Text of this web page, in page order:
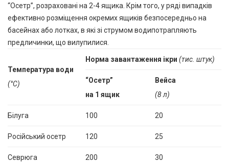
“Осетр”, розраховані на 2-4 ящика. Крім того, у ряді випадків
ефективно розміщення окремих ящиків безпосередньо на
басейнах або лотках, в які зі струмом водипотрапляють
предличинки, що вилупилися.
Температура води
(°С)
Норма завантаження ікри (тис. штук)
“Осетр”
на 1 ящик
Вейса
(8 л)
Білуга 100 20
Російський осетр 120 25
Севрюга 200 30